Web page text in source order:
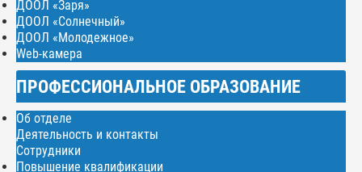
ДООЛ «Заря»
ДООЛ «Солнечный»
ДООЛ «Молодежное»
Web-камера
ПРОФЕССИОНАЛЬНОЕ ОБРАЗОВАНИЕ
Об отделе
Деятельность и контакты
Сотрудники
Повышение квалификации